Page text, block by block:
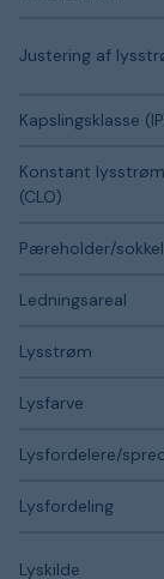
Justering af
Kapslingsklasse
Konstant lysstrøm
(CLO)
Pæreholder/sokkel
Ledningsareal
Lysstrøm
Lysfarve
Lysfordelere/
Lysfordeling
Lyskilde